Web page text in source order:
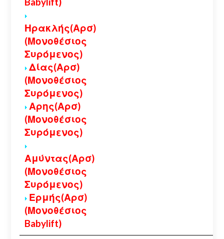
Ηρακλής(Αρσ)
(Μονοθέσιος
Συρόμενος)
Δίας(Αρσ)
(Μονοθέσιος
Συρόμενος)
Αρης(Αρσ)
(Μονοθέσιος
Συρόμενος)
Αμύντας(Αρσ)
(Μονοθέσιος
Συρόμενος)
Ερμής(Αρσ)
(Μονοθέσιος
Babylift)